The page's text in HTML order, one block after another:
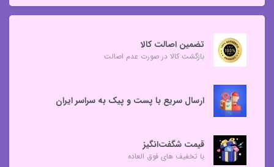
تضمین اصالت کالا
بازگشت کالا در صورت عدم اصالت
ارسال سریع با پست و پیک به سراسر ایران
قیمت شگفت‌انگیز
با تخفیف های فوق العاده